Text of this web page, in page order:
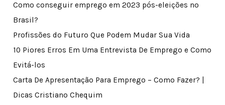
Como conseguir emprego em 2023 pós-eleições no
Brasil?
Profissões do Futuro Que Podem Mudar Sua Vida
10 Piores Erros Em Uma Entrevista De Emprego e Como
Evitá-los
Carta De Apresentação Para Emprego – Como Fazer? |
Dicas Cristiano Chequim